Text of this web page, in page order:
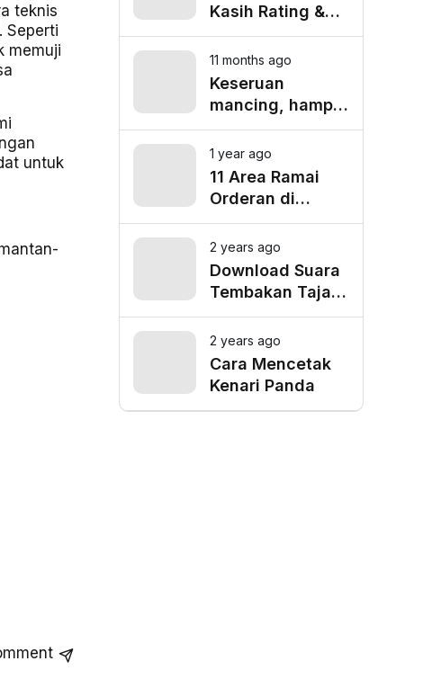
teknis
Seperti
memuji
untuk
Kasih Rating &
Tip untuk Driver
Lalamove Ride
11 months ago
Keseruan
mancing, hampir
tenggelam gara-
gara belut besar
1 year ago
11 Area Ramai
Orderan di
Depok, Cek
Lokasi Favorit
untuk Mangkal
Driver Online
2 years ago
Download Suara
Tembakan Tajam
Burung Siri Siri
Gacor Mp3
2 years ago
Cara Mencetak
Kenari Panda